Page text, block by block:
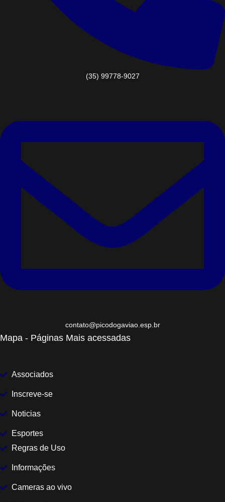
(35) 99778-9027
contato@picodogaviao.esp.br
Mapa - Páginas Mais acessadas
Associados
Inscreve-se
Noticias
Esportes
Regras de Uso
Informações
Cameras ao vivo